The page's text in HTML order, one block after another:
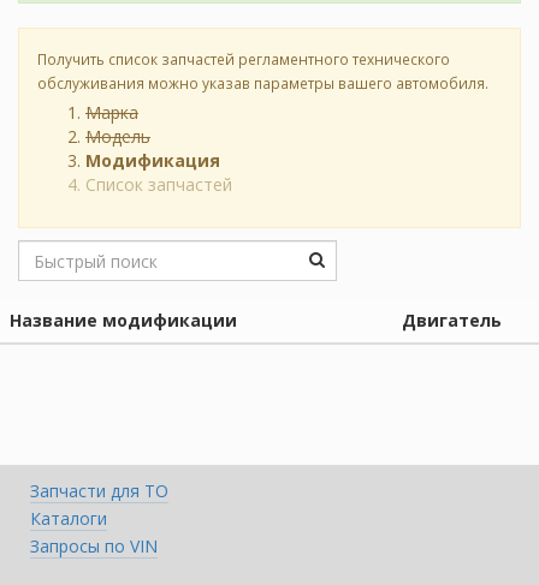
Получить список запчастей регламентного технического
обслуживания можно указав параметры вашего автомобиля.
Марка
Модель
Модификация
Список запчастей
Название модификации Двигатель
Запчасти для ТО
Каталоги
Запросы по VIN